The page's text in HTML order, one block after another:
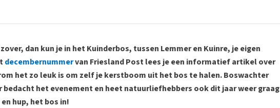
dan kun je in het Kuinderbos, tussen Lemmer en Kuinre, je eigen
decembernummervan Friesland Post lees je een informatief artikel over
het zo leuk is om zelf je kerstboom uit het bos te halen. Boswachter
bedacht het evenement en heet natuurliefhebbers ook dit jaar weer graag
hup, het bos in!